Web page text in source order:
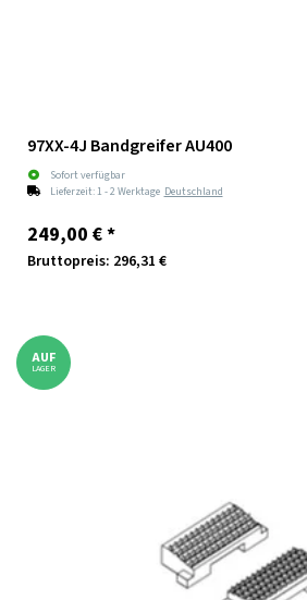
97XX-4J Bandgreifer AU400
Sofort verfügbar
Lieferzeit:1 - 2 Werktage Deutschland
249,00 €*
Bruttopreis: 296,31 €
AUF
LAGER